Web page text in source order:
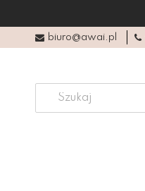
biuro@awai.pl